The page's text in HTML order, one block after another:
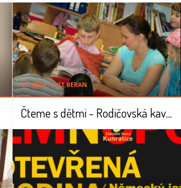
4.7.2019 ― VÍT BERAN
Čteme s dětmi - Rodičovská kavárna